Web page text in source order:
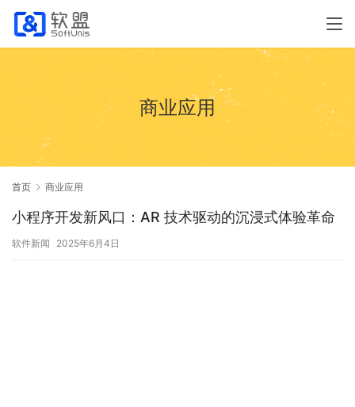
商业应用
首页 商业应用
​小程序开发新风口：AR 技术驱动的沉浸式体验革命
软件新闻 2025年6月4日